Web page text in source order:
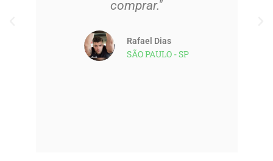
comprar."
Rafael Dias
SÃO PAULO - SP